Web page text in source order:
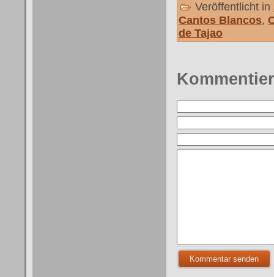
Veröffentlicht in
Cantos Blancos,
de Tajao